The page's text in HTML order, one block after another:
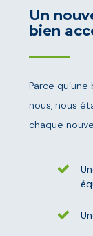
Un
bien
Parce
nous, nous
chaque